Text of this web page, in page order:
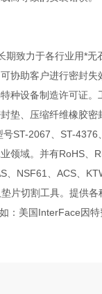
期致力于各行业用*
协助客户进行密封
种设备制造许可证
垫、压缩纤维橡胶
号ST-2067、ST-
领域。 并有RoHS、
、NSF61、ACS、
片切割工具。提供各
：美国InterFace因